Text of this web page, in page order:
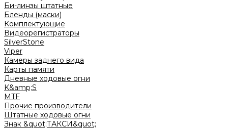
Би-линзы штатные
Бленды (маски)
Комплектующие
Видеорегистраторы
SilverStone
Viper
Камеры заднего вида
Карты памяти
Дневные ходовые огни
K&amp;S
MTF
Прочие производители
Штатные ходовые огни
Знак &quot;ТАКСИ&quot;